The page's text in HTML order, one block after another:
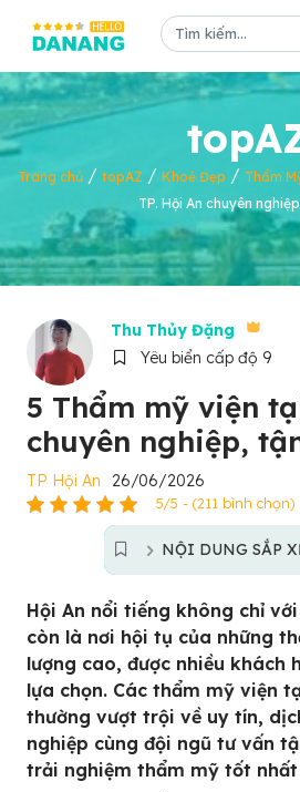
Trang chủ / topAZ / Khoẻ Đẹp / Thẩm
TP. Hội An chuyên
Thu Thủy Đặng
Yêu biển cấp độ 9
5 Thẩm mỹ viện
chuyên nghiệp,
TP Hội An 26/06/2026
5/5 - (211 bình chọn)
NỘI DUNG SẮP
Hội An nổi tiếng không chỉ
còn là nơi hội tụ của những
lượng cao, được nhiều khách
lựa chọn. Các thẩm mỹ viện
thường vượt trội về uy tín,
nghiệp cùng đội ngũ tư vấn
trải nghiệm thẩm mỹ tốt